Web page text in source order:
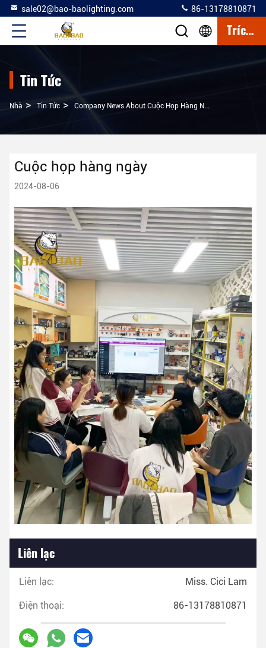
sale02@bao-baolighting.com 86-13178810871
Trích Dẫn
Tin Tức
Nhà > Tin Tức > Company News About Cuộc Họp Hàng Ngày
Cuộc họp hàng ngày
2024-08-06
Liên lạc
Liên lạc: Miss. Cici Lam
Điện thoại: 86-13178810871